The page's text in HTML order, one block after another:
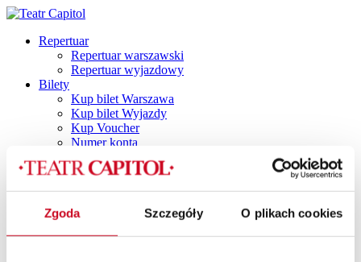
Zgoda Szczegóły O plikach cookies
Repertuar
Repertuar warszawski
Repertuar wyjazdowy
Bilety
Kup bilet Warszawa
Kup bilet Wyjazdy
Kup Voucher
Numer konta
Plan widowni
Najczęściej zadawane pytania
Polityka cookies